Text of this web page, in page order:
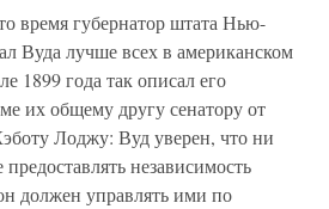
время губернатор штата Нью-
Вуда лучше всех в американском
1899 года так описал его
их общему другу сенатору от
Лоджу: Вуд уверен, что ни
независимость
должен управлять ими по